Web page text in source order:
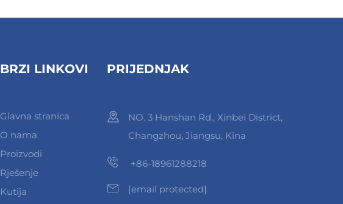
BRZI LINKOVI
Glavna stranica
O nama
Proizvodi
Rješenje
Kutija
PRIJEDNJAK
NO. 3 Hanshan Rd., Xinbei District,
Changzhou, Jiangsu, Kina
+86-18961288218
[email protected]